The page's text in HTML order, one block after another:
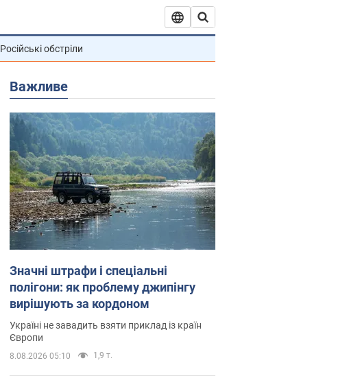
Російські обстріли
Важливе
Значні штрафи і спеціальні
полігони: як проблему джипінгу
вирішують за кордоном
Україні не завадить взяти приклад із країн
Європи
8.08.2026 05:10 1,9 т.